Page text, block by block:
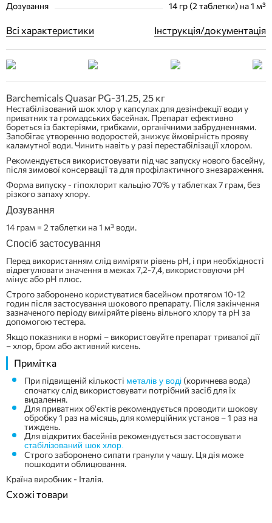
Дозування
14 гр (2 таблетки) на 1 м³
Всі характеристики Інструкція/документація
Barchemicals Quasar PG-31.25, 25 кг
Нестабілізований шок хлор у капсулах для дезінфекції води у
приватних та громадських басейнах. Препарат ефективно
бореться із бактеріями, грибками, органічними забрудненнями.
Запобігає утворенню водоростей, знижує ймовірність прояву
каламутної води. Чинить навіть у разі перестабілізації хлором.
Рекомендується використовувати під час запуску нового басейну,
після зимової консервації та для профілактичного знезараження.
Форма випуску - гіпохлорит кальцію 70% у таблетках 7 грам, без
різкого запаху хлору.
Дозування
14 грам = 2 таблетки на 1 м³ води.
Спосіб застосування
Перед використанням слід виміряти рівень pH, і при необхідності
відрегулювати значення в межах 7,2-7,4, використовуючи рН
мінус або рН плюс.
Строго заборонено користуватися басейном протягом 10-12
годин після застосування шокового препарату. Після закінчення
зазначеного періоду виміряйте рівень вільного хлору та рН за
допомогою тестера.
Якщо показники в нормі – використовуйте препарат тривалої дії
– хлор, бром або активний кисень.
Примітка
При підвищеній кількості металів у воді(коричнева вода)
спочатку слід використовувати потрібний засіб для їх
видалення.
Для приватних об'єктів рекомендується проводити шокову
обробку 1 раз на місяць, для комерційних установ – 1 раз на
тиждень.
Для відкритих басейнів рекомендується застосовувати
стабілізований шок хлор.
Строго заборонено сипати гранули у чашу. Ця дія може
пошкодити облицювання.
Країна виробник - Італія.
Схожі товари